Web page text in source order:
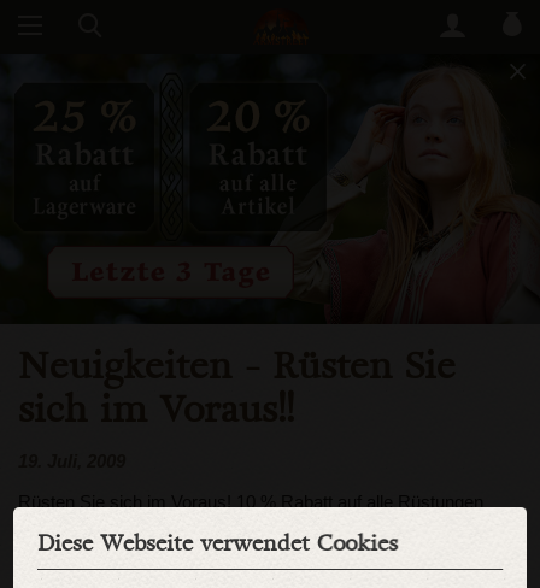
per E-Mail ancontact@armstreet.de
Diese Webseite verwendet Cookies